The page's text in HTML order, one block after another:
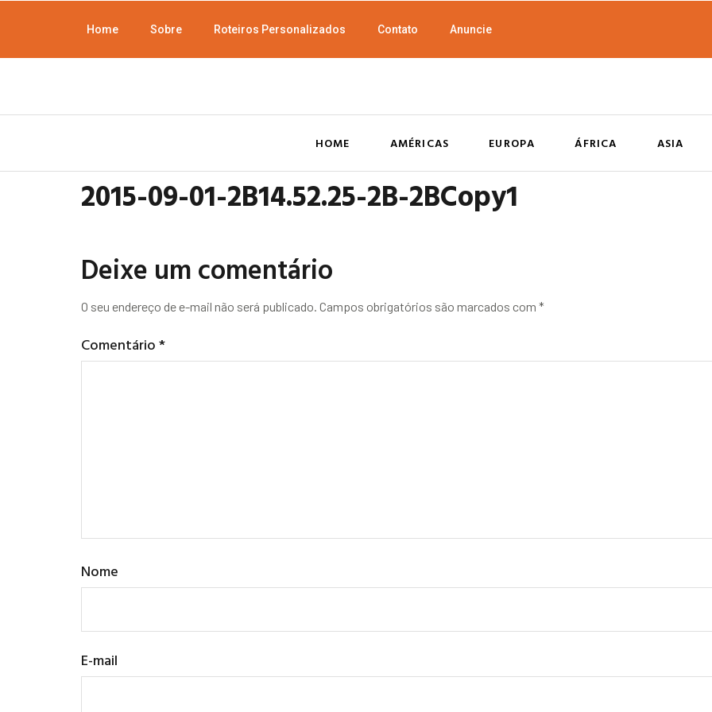
Home Sobre Roteiros Personalizados Contato Anuncie
HOME AMÉRICAS EUROPA ÁFRICA ASIA
2015-09-01-2B14.52.25-2B-2BCopy1
Deixe um comentário
O seu endereço de e-mail não será publicado. Campos obrigatórios são marcados com *
Comentário*
Nome
E-mail